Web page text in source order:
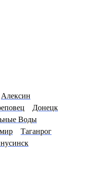
Алексин
Донецк
Воды
Таганрог